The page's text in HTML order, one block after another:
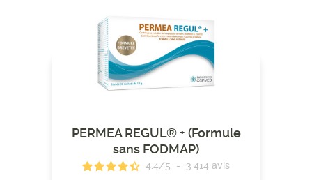
PERMEA REGUL® + (Formule
sans FODMAP)
4.4/5 - 3 414 avis